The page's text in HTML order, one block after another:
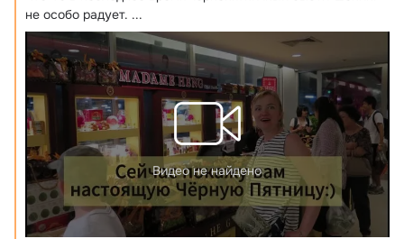
не особо радует. ...
Видео не найдено